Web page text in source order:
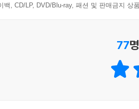
절이 오면서 우리는 진작부터 되돌아보
백, CD/LP, DVD/Blu-ray, 패션 및 판매금지 상
77